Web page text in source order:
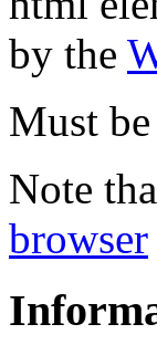
by the
Must
Note
browser